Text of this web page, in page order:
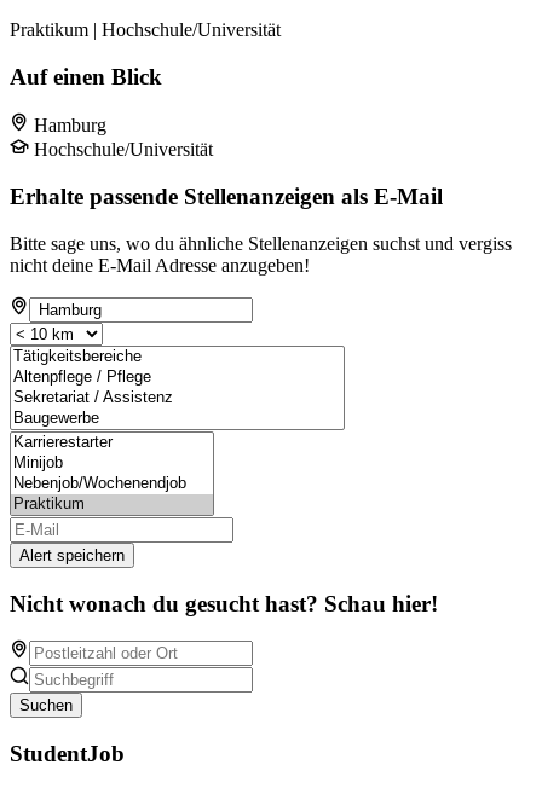
Praktikum | Hochschule/Universität
Auf einen Blick
Hamburg
Hochschule/Universität
Erhalte passende Stellenanzeigen als E-Mail
Bitte sage uns, wo du ähnliche Stellenanzeigen suchst und vergiss
nicht deine E-Mail Adresse anzugeben!
Alert speichern
Nicht wonach du gesucht hast? Schau hier!
Suchen
StudentJob